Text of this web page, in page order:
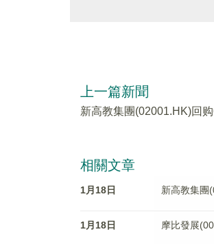
上一篇新聞
新高教集團(02001.HK)回
相關文章
1月18日 新高教集團
1月18日 摩比發展